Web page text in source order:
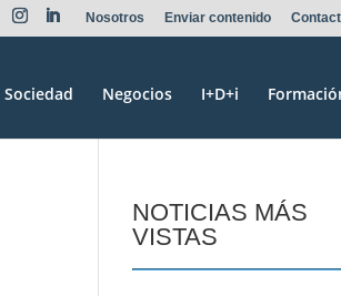
Nosotros Enviar contenido
Sociedad Negocios I+D+i
NOTICIAS MÁS
VISTAS